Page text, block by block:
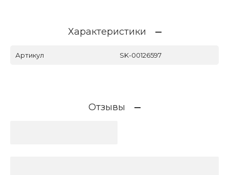
Характеристики
Артикул SK-00126597
Отзывы